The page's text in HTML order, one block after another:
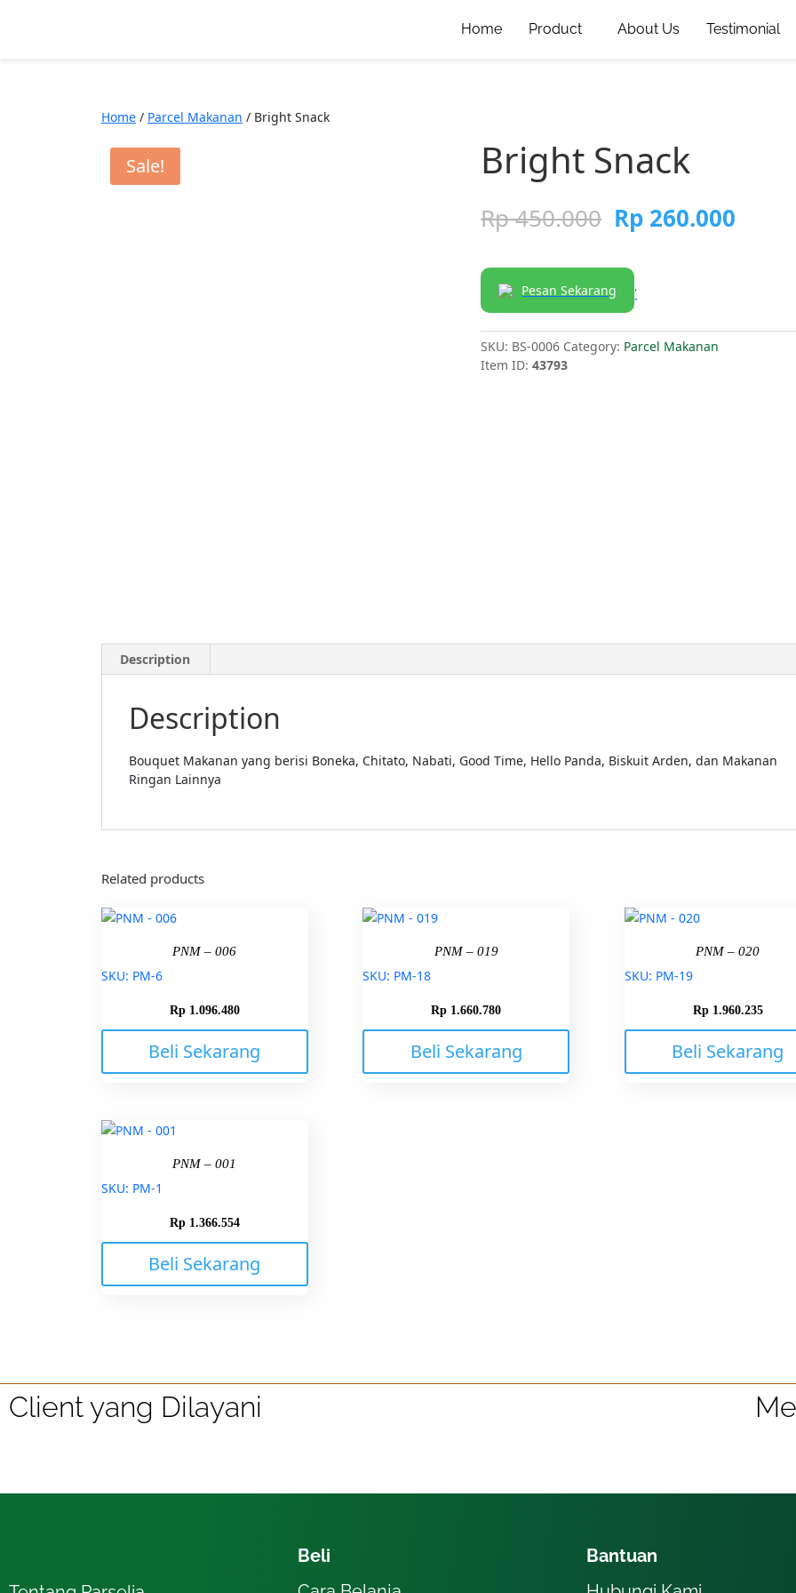
Home Product About Us Testimonial
Home / Parcel Makanan / Bright Snack
Sale! Bright Snack
Rp450.000 Rp 260.000
Pesan Sekarang '
SKU: BS-0006 Category: Parcel Makanan
Item ID:43793
Description
Description
Bouquet Makanan yang berisi Boneka, Chitato, Nabati, Good Time, Hello Panda, Biskuit Arden, dan Makanan
Ringan Lainnya
Related products
PNM – 006
SKU: PM-6
Rp1.096.480
Beli Sekarang
PNM – 019
SKU: PM-18
Rp 1.660.780
Beli Sekarang
PNM – 020
SKU: PM-19
Rp1.960.235
Beli Sekarang
PNM – 001
SKU: PM-1
Rp1.366.554
Beli Sekarang
Client yang Dilayani
Beli
Bantuan